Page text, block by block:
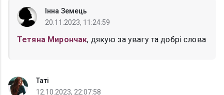
Інна Земець
20.11.2023, 11:24:59
Тетяна Мирончак, дякую за увагу та добрі слова
Таті
12.10.2023, 22:07:58